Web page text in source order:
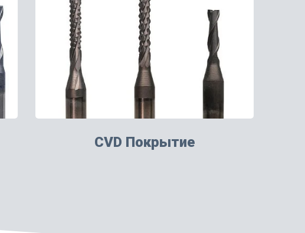
CVD Покрытие